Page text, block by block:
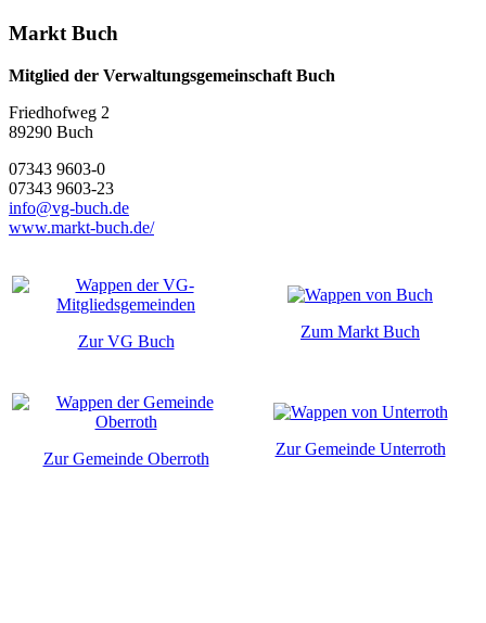
Markt Buch
Mitglied der Verwaltungsgemeinschaft Buch
Friedhofweg 2
89290 Buch
07343 9603-0
07343 9603-23
info@vg-buch.de
www.markt-buch.de/
Zur VG Buch
Zum Markt Buch
Zur Gemeinde Oberroth
Zur Gemeinde Unterroth